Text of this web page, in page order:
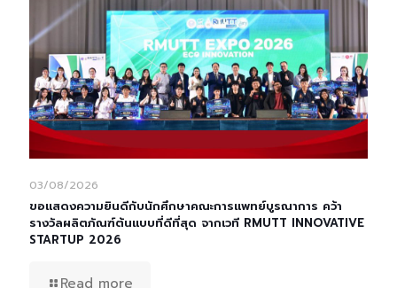
03/08/2026
ขอแสดงความยินดีกับนักศึกษาคณะการแพทย์บูรณาการ คว้า
รางวัลผลิตภัณฑ์ต้นแบบที่ดีที่สุด จากเวที RMUTT INNOVATIVE
STARTUP 2026
Read more